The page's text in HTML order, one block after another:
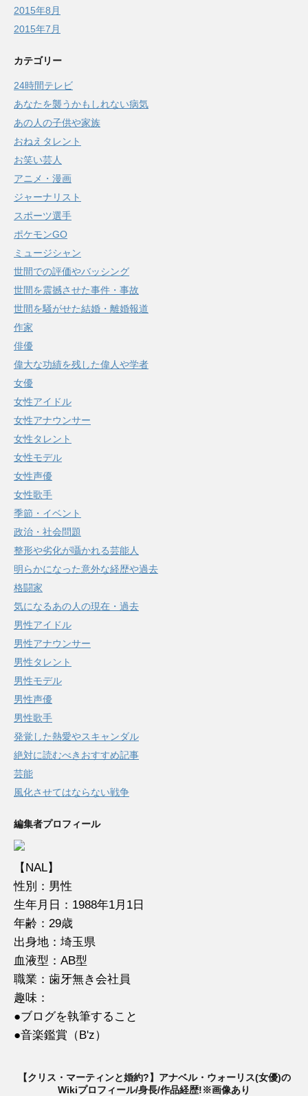
2015年8月
2015年7月
カテゴリー
24時間テレビ
あなたを襲うかもしれない病気
あの人の子供や家族
おねえタレント
お笑い芸人
アニメ・漫画
ジャーナリスト
スポーツ選手
ポケモンGO
ミュージシャン
世間での評価やバッシング
世間を震撼させた事件・事故
世間を騒がせた結婚・離婚報道
作家
俳優
偉大な功績を残した偉人や学者
女優
女性アイドル
女性アナウンサー
女性タレント
女性モデル
女性声優
女性歌手
季節・イベント
政治・社会問題
整形や劣化が囁かれる芸能人
明らかになった意外な経歴や過去
格闘家
気になるあの人の現在・過去
男性アイドル
男性アナウンサー
男性タレント
男性モデル
男性声優
男性歌手
発覚した熱愛やスキャンダル
絶対に読むべきおすすめ記事
芸能
風化させてはならない戦争
編集者プロフィール
【NAL】
性別：男性
生年月日：1988年1月1日
年齢：29歳
出身地：埼玉県
血液型：AB型
職業：歯牙無き会社員
趣味：
●ブログを執筆すること
●音楽鑑賞（B'z）
【クリス・マーティンと婚約?】アナベル・ウォーリス(女優)の
Wikiプロフィール/身長/作品経歴!※画像あり